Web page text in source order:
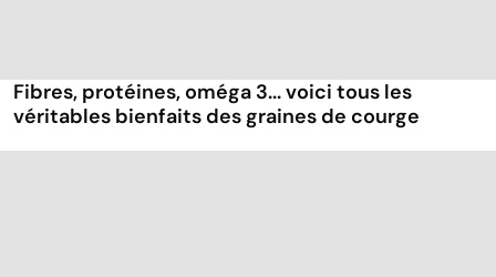
Fibres, protéines, oméga 3... voici tous les
véritables bienfaits des graines de courge